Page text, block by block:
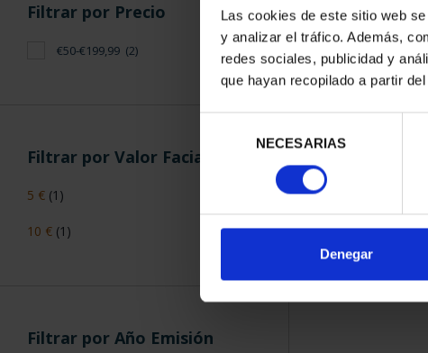
Las cookies de este sitio web
y analizar el tráfico. Además,
redes sociales, publicidad y
que hayan recopilado a partir
consentimiento
NECESARIAS
Denegar
Filtrar por Precio
€50-€199,99 (2)
Filtrar por Valor Facial
5 € (1)
10 € (1)
Filtrar por Año Emisión